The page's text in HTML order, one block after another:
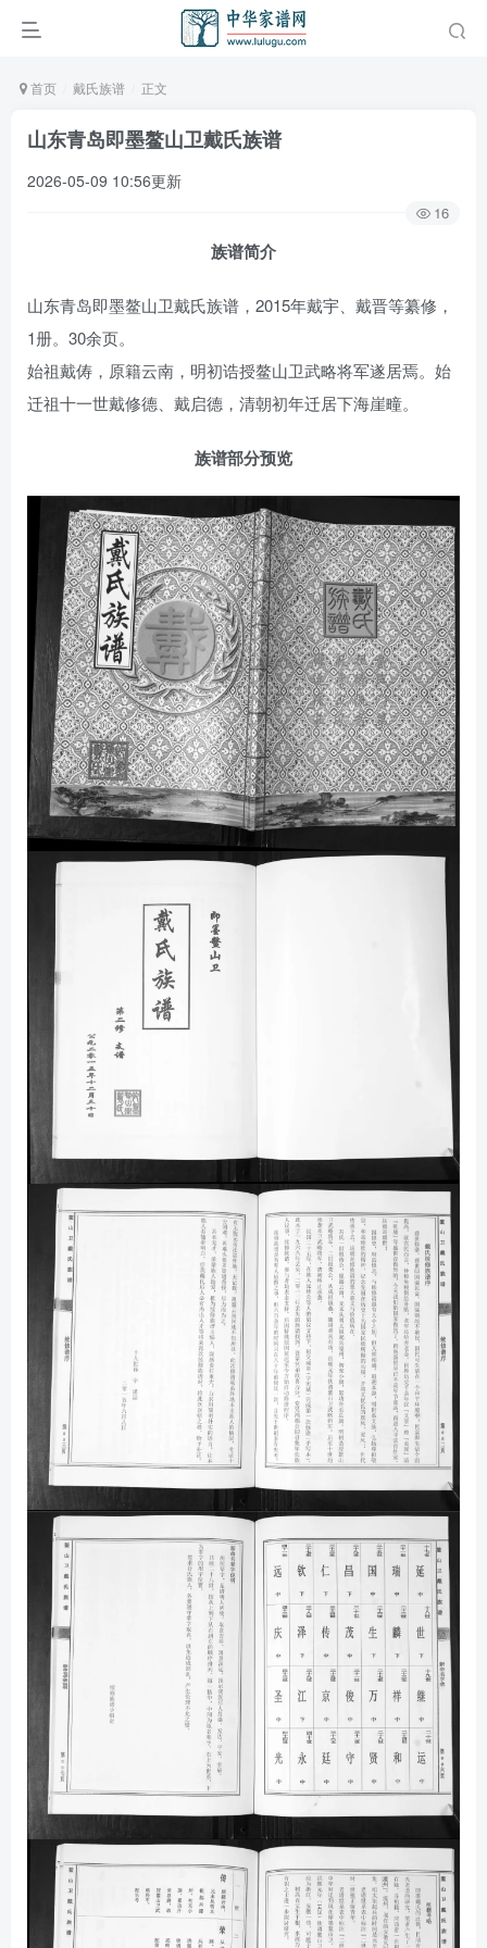
首页 戴氏族谱 正文
山东青岛即墨鳌山卫戴氏族谱
2026-05-09 10:56更新
16
族谱简介
山东青岛即墨鳌山卫戴氏族谱，2015年戴宇、戴晋等纂修，
1册。30余页。
始祖戴俦，原籍云南，明初诰授鳌山卫武略将军遂居焉。始
迁祖十一世戴修德、戴启德，清朝初年迁居下海崖疃。
族谱部分预览